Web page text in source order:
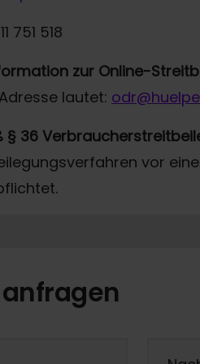
751 518
zur Online-
lautet:
§ 36
vor